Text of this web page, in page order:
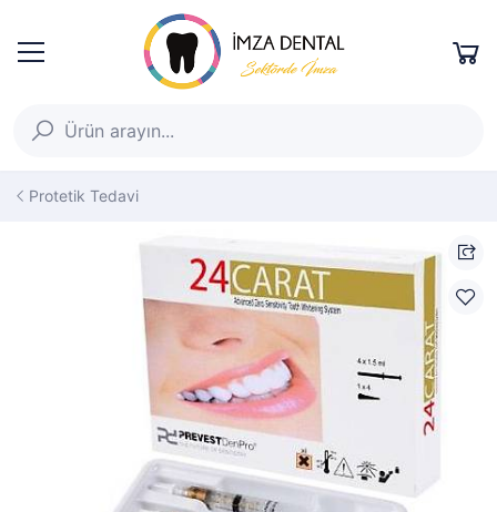
Protetik Tedavi